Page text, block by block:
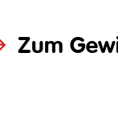
Zum